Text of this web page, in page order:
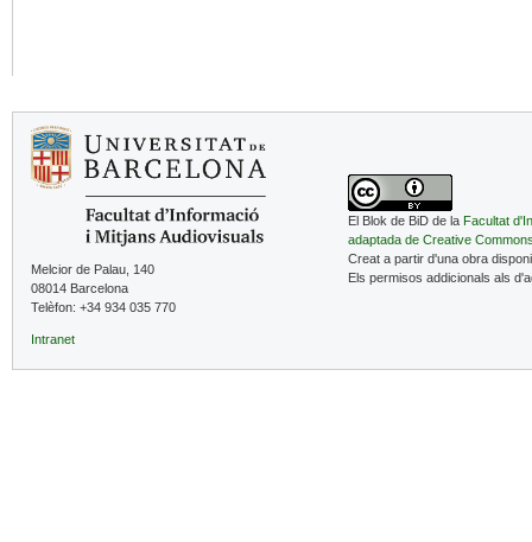
Melcior de Palau, 140
08014 Barcelona
Telèfon: +34 934 035 770
Intranet
El Blok de BiD de la Facultat
adaptada de Creative
Creat a partir d'una obra
Els permisos addicionals als